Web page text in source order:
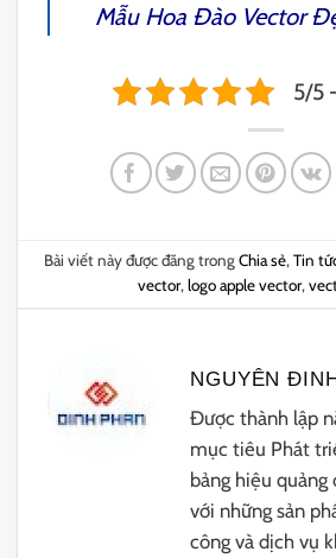
Mẫu Hoa Đào Vector
5/5
Bài viết này được đăng trongChia sẻ,Tin
vector,logo apple vector,
NGUYÊN
Được thành lập
mục tiêu Phát
bảng hiệu
với những sản
công và dịch vụ